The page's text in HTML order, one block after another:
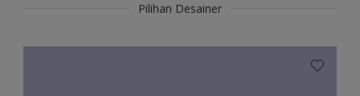
Pilihan Desainer